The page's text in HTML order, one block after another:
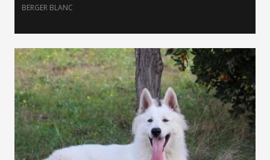
BERGER BLANC